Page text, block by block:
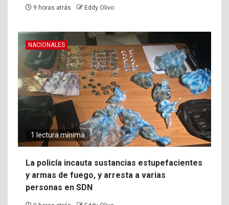
9 horas atrás Eddy Olivo
NACIONALES
1 lectura mínima
La policía incauta sustancias estupefacientes
y armas de fuego, y arresta a varias
personas en SDN